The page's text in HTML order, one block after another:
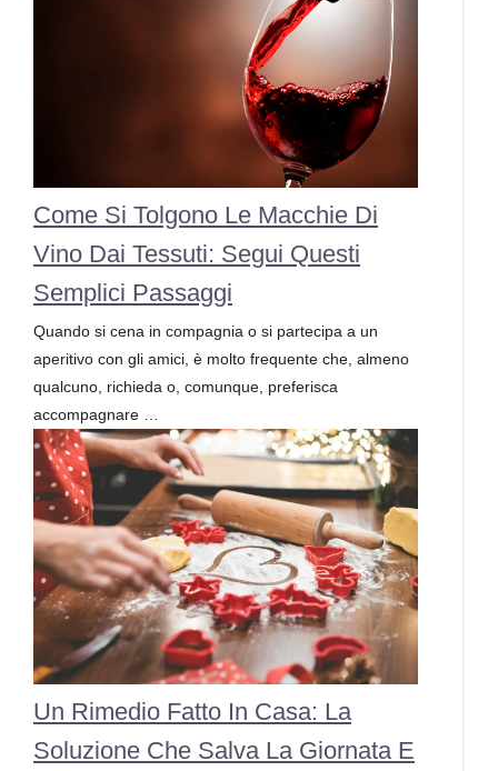
Come Si Tolgono Le Macchie Di
Vino Dai Tessuti: Segui Questi
Semplici Passaggi
Quando si cena in compagnia o si partecipa a un
aperitivo con gli amici, è molto frequente che, almeno
qualcuno, richieda o, comunque, preferisca
accompagnare …
Un Rimedio Fatto In Casa: La
Soluzione Che Salva La Giornata E